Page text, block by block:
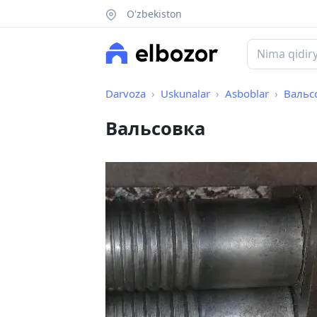
O'zbekiston
Darvoza Uskunalar Asboblar
Вальсовка